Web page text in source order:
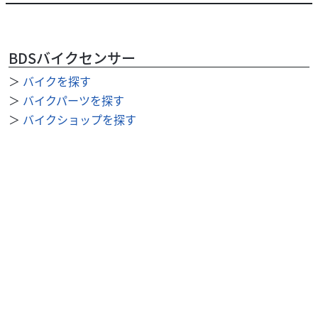
BDSバイクセンサー
＞ バイクを探す
＞ バイクパーツを探す
＞ バイクショップを探す